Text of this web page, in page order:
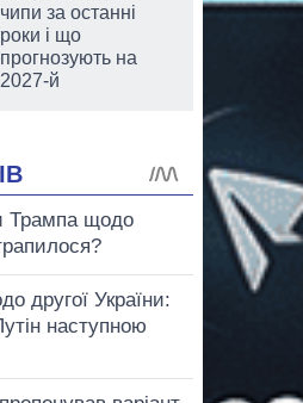
чипи за останні
роки і що
прогнозують на
2027-й